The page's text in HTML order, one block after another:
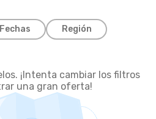
Fechas Región
¡Intenta cambiar los filtros
una gran oferta!